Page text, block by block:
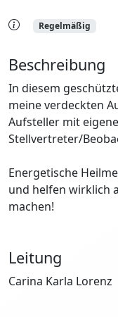
Regelmäßig
Beschreibung
In diesem
meine verdeckten
Aufsteller mit
Stellvertreter/
Energetische
und helfen wirklich
machen!
Leitung
Carina Karla Lorenz